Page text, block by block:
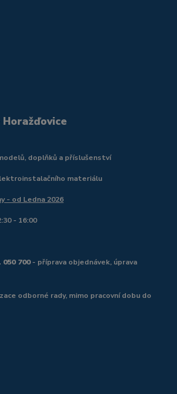
doplňků a příslušenství
materiálu
- od Ledna 2026
- 16:00
050 700- příprava objednávek, úprava
odborné rady, mimo pracovní dobu do